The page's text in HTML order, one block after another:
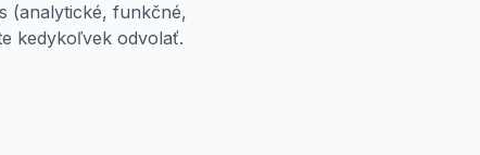
(analytické, funkčné,
kedykoľvek odvolať.